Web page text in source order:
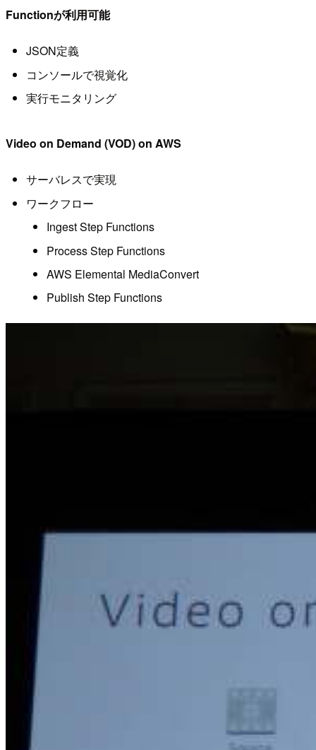
Functionが利用可能
JSON定義
コンソールで視覚化
実行モニタリング
Video on Demand (VOD) on AWS
サーバレスで実現
ワークフロー
Ingest Step Functions
Process Step Functions
AWS Elemental MediaConvert
Publish Step Functions